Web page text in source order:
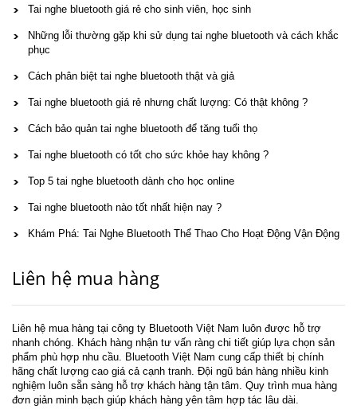
Tai nghe bluetooth giá rẻ cho sinh viên, học sinh
Những lỗi thường gặp khi sử dụng tai nghe bluetooth và cách khắc
phục
Cách phân biệt tai nghe bluetooth thật và giả
Tai nghe bluetooth giá rẻ nhưng chất lượng: Có thật không ?
Cách bảo quản tai nghe bluetooth để tăng tuổi thọ
Tai nghe bluetooth có tốt cho sức khỏe hay không ?
Top 5 tai nghe bluetooth dành cho học online
Tai nghe bluetooth nào tốt nhất hiện nay ?
Khám Phá: Tai Nghe Bluetooth Thể Thao Cho Hoạt Động Vận Động
Liên hệ mua hàng
Liên hệ mua hàng tại công ty Bluetooth Việt Nam luôn được hỗ trợ
nhanh chóng. Khách hàng nhận tư vấn ràng chi tiết giúp lựa chọn sản
phẩm phù hợp nhu cầu. Bluetooth Việt Nam cung cấp thiết bị chính
hãng chất lượng cao giá cả cạnh tranh. Đội ngũ bán hàng nhiều kinh
nghiệm luôn sẵn sàng hỗ trợ khách hàng tận tâm. Quy trình mua hàng
đơn giản minh bạch giúp khách hàng yên tâm hợp tác lâu dài.